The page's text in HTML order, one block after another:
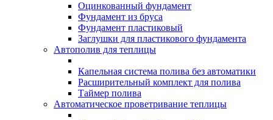
Оцинкованный фундамент
Фундамент из бруса
Фундамент пластиковый
Заглушки для пластикового фундамента
Автополив для теплицы
Капельная система полива без автоматики
Расширительный комплект для полива
Таймер полива
Автоматическое проветривание теплицы